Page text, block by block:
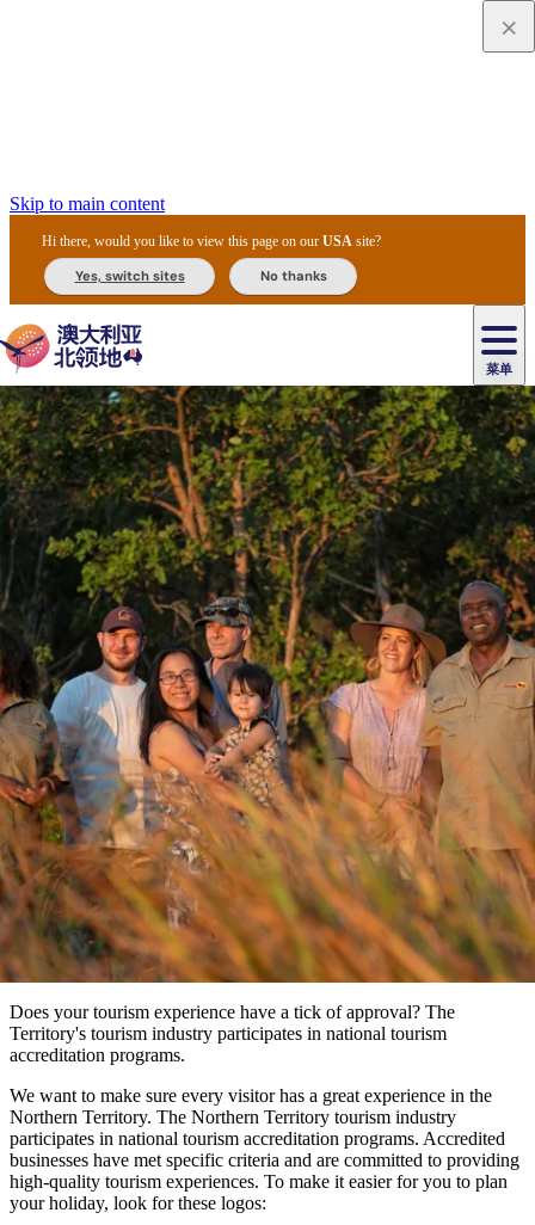
Skip to main content
Hi there, would you like to view this page on ourUSA site?
Yes, switch sites No thanks
菜单
主
导
航
景
点
最
受
欢
迎
目
的
地
内
陆
和
户
外
地
区
探
索
达
尔
文
爱
丽
斯
泉
乌
鲁
鲁
卡
卡
杜
国
家
公
园
李
治
菲
特
国
家
公
园
瓦
塔
卡
国
家
公
园
提
维
群
东
阿
纳
姆
地
马
塔
兰
卡
温
泉
池
尼
特
米
鲁
克
国
家
公
园
卡
鲁
卡
鲁
/
魔
鬼
大
理
石
保
护
区
马
古
克
瀑
布
茨
奥
里
查
/
西
麦
克
唐
纳
国
家
公
园
活
动
体
验
旅
行
者
类
型
精
选
榜
单
住
民
文
化
体
验
美
食
攻
略
节
庆
与
活
动
户
外
和
探
险
自
然
和
野
生
动
植
物
历
史
和
遗
产
钓
高
端
旅
游
露
营
和
豪
华
野
营
旅
行
灵
感
规
划
您
的
旅
行
规
划
和
预
订
实
用
信
息
划
工
具
住
宿
导
游
陪
同
旅
程
租
车
和
交
通
实用信息
Tourism accreditation
Does your tourism experience have a tick of approval? The
Territory's tourism industry participates in national tourism
accreditation programs.
We want to make sure every visitor has a great experience in the
Northern Territory. The Northern Territory tourism industry
participates in national tourism accreditation programs. Accredited
businesses have met specific criteria and are committed to providing
high-quality tourism experiences. To make it easier for you to plan
your holiday, look for these logos: